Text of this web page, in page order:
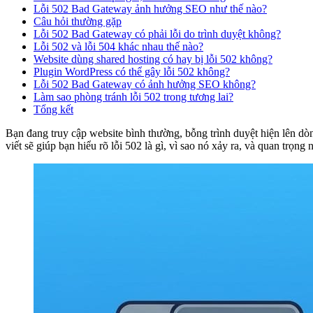
Lỗi 502 Bad Gateway ảnh hưởng SEO như thế nào?
Câu hỏi thường gặp
Lỗi 502 Bad Gateway có phải lỗi do trình duyệt không?
Lỗi 502 và lỗi 504 khác nhau thế nào?
Website dùng shared hosting có hay bị lỗi 502 không?
Plugin WordPress có thể gây lỗi 502 không?
Lỗi 502 Bad Gateway có ảnh hưởng SEO không?
Làm sao phòng tránh lỗi 502 trong tương lai?
Tổng kết
Bạn đang truy cập website bình thường, bỗng trình duyệt hiện lên
viết sẽ giúp bạn hiểu rõ lỗi 502 là gì, vì sao nó xảy ra, và quan trọng